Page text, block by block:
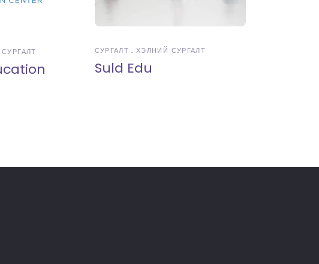
СУРГАЛТ ХЭЛНИЙ СУРГАЛТ
Suld Edu